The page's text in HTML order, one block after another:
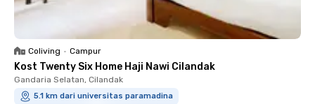
Coliving • Campur
Kost Twenty Six Home Haji Nawi Cilandak
Gandaria Selatan, Cilandak
5.1 km dari universitas paramadina